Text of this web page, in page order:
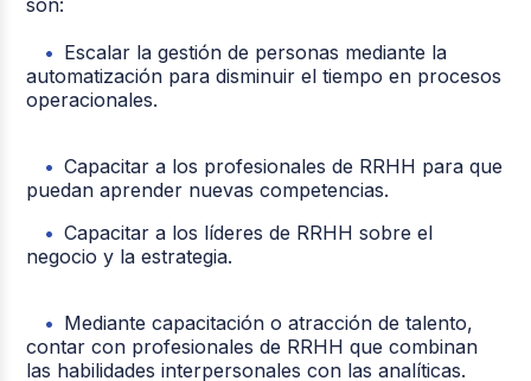
Escalar la gestión de personas mediante la
automatización para disminuir el tiempo en procesos
operacionales.
Capacitar a los profesionales de RRHH para que
puedan aprender nuevas competencias.
Capacitar a los líderes de RRHH sobre el
negocio y la estrategia.
Mediante capacitación o atracción de talento,
contar con profesionales de RRHH que combinan
las habilidades interpersonales con las analíticas.